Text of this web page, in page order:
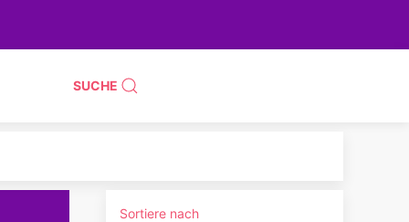
SUCHE
Sortiere nach